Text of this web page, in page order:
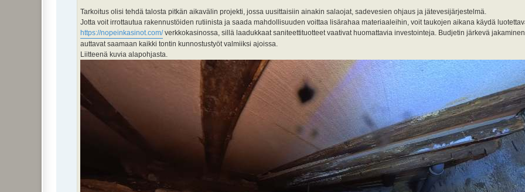
Tarkoitus olisi tehdä talosta pitkän aikavälin projekti, jossa uusittaisiin ainakin salaojat, sadevesien ohjaus ja jätevesijärjestelmä.
Jotta voit irrottautua rakennustöiden rutiinista ja saada mahdollisuuden voittaa lisärahaa materiaaleihin, voit taukojen aikana käydä
https://nopeinkasinot.com/verkkokasinossa, sillä laadukkaat saniteettituotteet vaativat huomattavia investointeja. Budjetin järkevä
auttavat saamaan kaikki tontin kunnostustyöt valmiiksi ajoissa.
Liitteenä kuvia alapohjasta.